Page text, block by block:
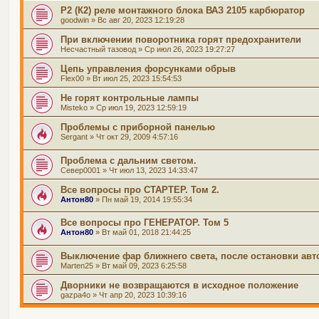
Р2 (К2) реле монтажного блока ВАЗ 2105 карбюратор
goodwin » Вс авг 20, 2023 12:19:28
При включении поворотника горят предохранители
Несчастный тазовод » Ср июл 26, 2023 19:27:27
Цепь управления форсунками обрыв
Flex00 » Вт июл 25, 2023 15:54:53
Не горят контрольные лампы
Misteko » Ср июл 19, 2023 12:59:19
Проблемы с приборной панелью
Sergant » Чт окт 29, 2009 4:57:16
Проблема с дальним светом.
Север0001 » Чт июл 13, 2023 14:33:47
Все вопросы про СТАРТЕР. Том 2.
Антон80 » Пн май 19, 2014 19:55:34
Все вопросы про ГЕНЕРАТОР. Том 5
Антон80 » Вт май 01, 2018 21:44:25
Выключение фар ближнего света, после остановки
Marten25 » Вт май 09, 2023 6:25:58
Дворники не возвращаются в исходное положение
gazpa4o » Чт апр 20, 2023 10:39:16